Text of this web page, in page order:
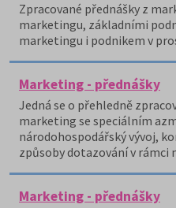
Zpracované přednášky z
marketingu, základními
marketingu i podnikem v
Marketing - přednášky
Jedná se o přehledně
marketing se speciálním
národohospodářský vývoj,
způsoby dotazování v
Marketing - přednášky